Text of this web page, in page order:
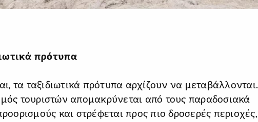
πρότυπα
τα ταξιδιωτικά πρότυπα αρχίζουν να μεταβάλλονται.
τουριστών απομακρύνεται από τους παραδοσιακά
και στρέφεται προς πιο δροσερές περιοχές,